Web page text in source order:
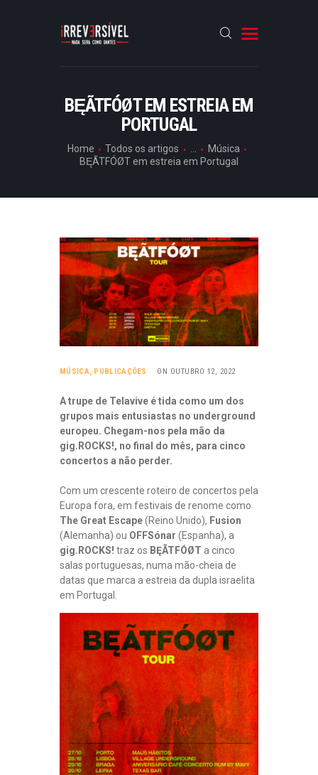
BĘÃTFÓØT EM ESTREIA EM
PORTUGAL
Home Todos os artigos ...
Música
BĘÃTFÓØT em estreia em Portugal
HOME
ENTREVISTAS
ARTIGOS
MÚSICA, PUBLICAÇÕES ON OUTUBRO 12, 2022
A trupe de Telavive é tida como um dos
grupos mais entusiastas no underground
europeu. Chegam-nos pela mão da
gig.ROCKS!, no final do mês, para cinco
concertos a não perder.
Com um crescente roteiro de concertos pela
Europa fora, em festivais de renome como
The Great Escape(Reino Unido), Fusion
(Alemanha) ou OFFSónar (Espanha), a
gig.ROCKS! traz os BĘÃTFÓØT a cinco
salas portuguesas, numa mão-cheia de
datas que marca a estreia da dupla israelita
em Portugal.